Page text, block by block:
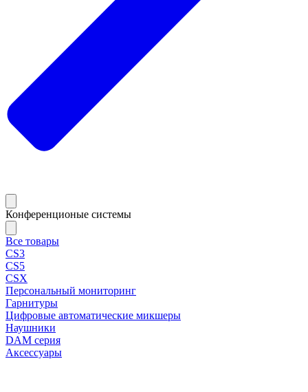
Конференционые системы
Все товары
CS3
CS5
CSX
Персональный мониторинг
Гарнитуры
Цифровые автоматические микшеры
Наушники
DAM серия
Аксессуары